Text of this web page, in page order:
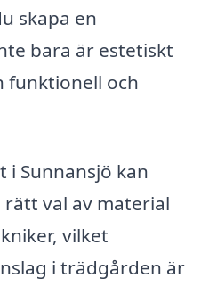
skapa en
bara är estetiskt
funktionell och
i Sunnansjö kan
rätt val av material
vilket
i trädgården är